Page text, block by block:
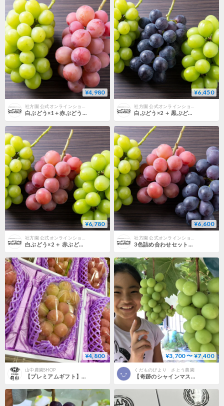
¥4,980
白ぶどう×1＋赤ぶどう×1の2房セット（各400g Over）
¥6,450
白ぶどう×2 ＋ 黒ぶどう×1の3房セット（各400g Over）
¥6,780
社方園 公式オンラインショップ
白ぶどう×2 ＋ 赤ぶどう×1の3房セット（各400g Over）
¥6,600
社方園 公式オンラインショップ
3色詰め合わせセット（各400g Over）
¥4,800
山中農園SHOP
¥3,700 〜 ¥7,400
くだものびより さとう農園